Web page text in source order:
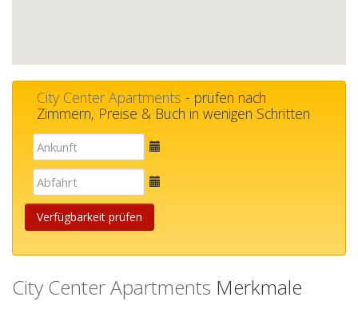
City Center Apartments - prüfen nach
Zimmern, Preise & Buch in wenigen Schritten
E-
mail
E-
mail
Verfügbarkeit prüfen
City Center Apartments Merkmale